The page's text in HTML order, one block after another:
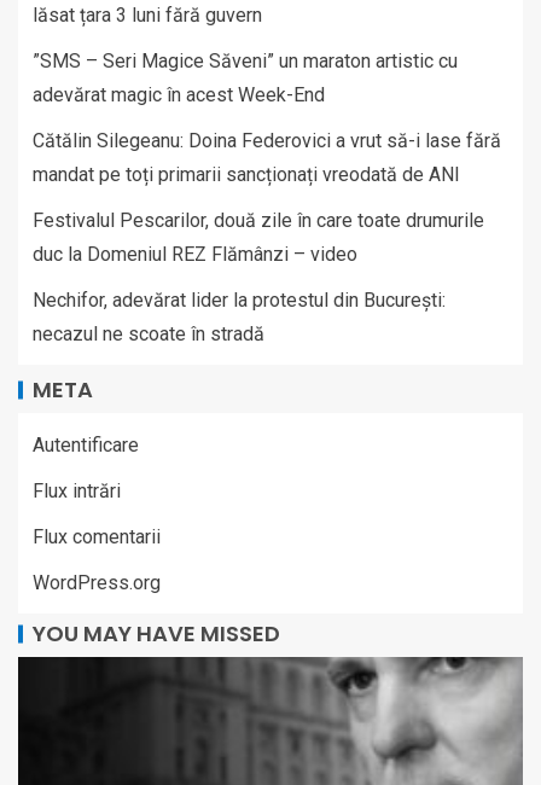
lăsat țara 3 luni fără guvern
”SMS – Seri Magice Săveni” un maraton artistic cu
adevărat magic în acest Week-End
Cătălin Silegeanu: Doina Federovici a vrut să-i lase fără
mandat pe toți primarii sancționați vreodată de ANI
Festivalul Pescarilor, două zile în care toate drumurile
duc la Domeniul REZ Flămânzi – video
Nechifor, adevărat lider la protestul din București:
necazul ne scoate în stradă
META
Autentificare
Flux intrări
Flux comentarii
WordPress.org
YOU MAY HAVE MISSED